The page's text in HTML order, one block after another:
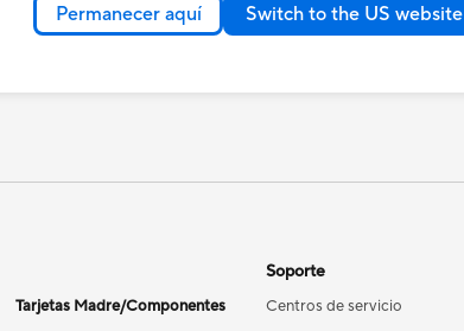
Permanecer aquí Switch to the US website
Tarjetas Madre/Componentes
Soporte
Centros de servicio